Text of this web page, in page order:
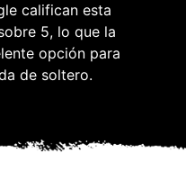
califican esta
5, lo que la
opción para
de soltero.